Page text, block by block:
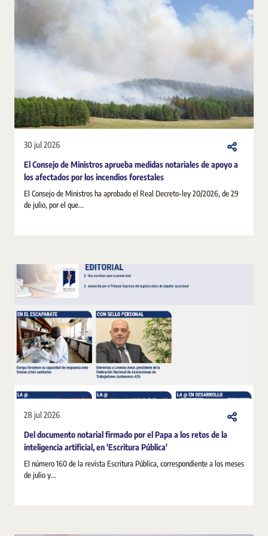
30 jul 2026
El Consejo de Ministros aprueba medidas notariales de apoyo a
los afectados por los incendios forestales
El Consejo de Ministros ha aprobado el Real Decreto-ley 20/2026, de 29
de julio, por el que...
28 jul 2026
Del documento notarial firmado por el Papa a los retos de la
inteligencia artificial, en 'Escritura Pública'
El número 160 de la revista Escritura Pública, correspondiente a los meses
de julio y...